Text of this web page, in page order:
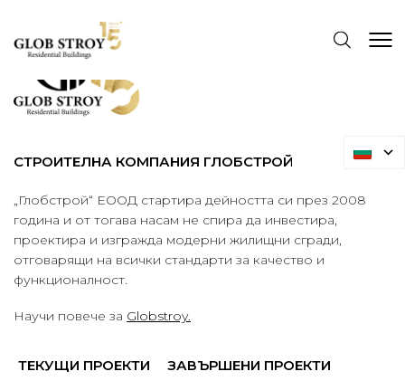
СТРОИТЕЛНА КОМПАНИЯ ГЛОБСТРОЙ
„Глобстрой“ ЕООД стартира дейността си през 2008
година и от тогава насам не спира да инвестира,
проектира и изгражда модерни жилищни сгради,
отговарящи на всички стандарти за качество и
функционалност.
Научи повече за Globstroy.
ТЕКУЩИ ПРОЕКТИ
ЗАВЪРШЕНИ ПРОЕКТИ